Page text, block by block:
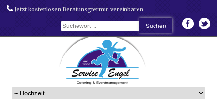
Jetzt kostenlosen Beratunsgtermin vereinbaren